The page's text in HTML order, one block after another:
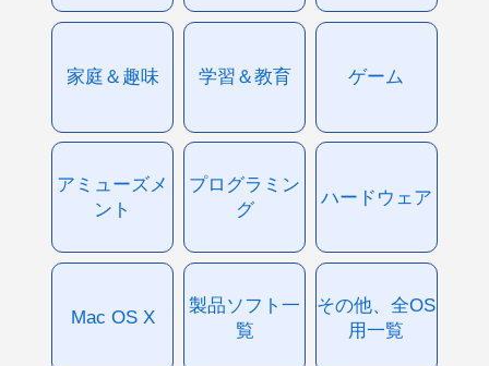
家庭＆趣味 学習＆教育 ゲーム
アミューズメ
ント
プログラミン
グ
ハードウェア
Mac OS X
製品ソフト一
覧
その他、全OS
用一覧